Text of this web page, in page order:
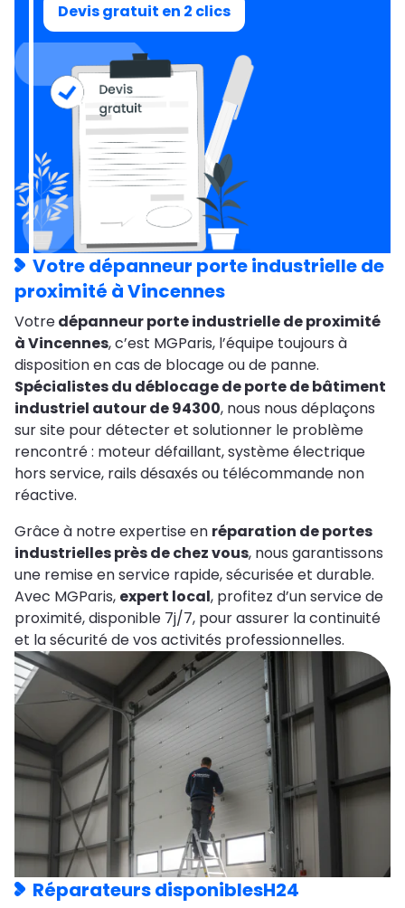
Devis gratuit en 2 clics
Votre dépanneur porte industrielle de
proximité à Vincennes
Votredépanneur porte industrielle de proximité
à Vincennes, c’est MGParis, l’équipe toujours à
disposition en cas de blocage ou de panne.
Spécialistes du déblocage de porte de bâtiment
industriel autour de 94300, nous nous déplaçons
sur site pour détecter et solutionner le problème
rencontré : moteur défaillant, système électrique
hors service, rails désaxés ou télécommande non
réactive.
Grâce à notre expertise en réparation de portes
industrielles près de chez vous, nous garantissons
une remise en service rapide, sécurisée et durable.
Avec MGParis, expert local, profitez d’un service de
proximité, disponible 7j/7, pour assurer la continuité
et la sécurité de vos activités professionnelles.
Réparateurs disponiblesH24